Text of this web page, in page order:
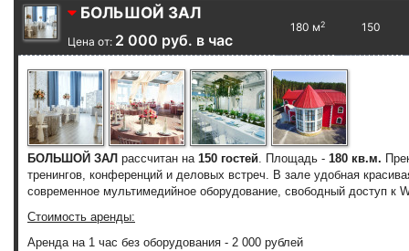
БОЛЬШОЙ ЗАЛ
Цена от: 2 000 руб. в час
180 м2 150
БОЛЬШОЙ ЗАЛ рассчитан на 150 гостей. Площадь - 180 кв.м.
тренингов, конференций и деловых встреч. В зале удобная
современное мультимедийное оборудование, свободный доступ к
Стоимость аренды:
Аренда на 1 час без оборудования - 2 000 рублей